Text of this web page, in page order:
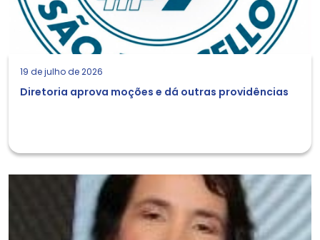
19 de julho de 2026
Diretoria aprova moções e dá outras providências